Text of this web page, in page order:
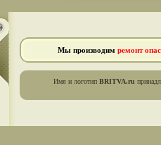
Мы производим ремонт
Имя и логотип BRITVA.ru